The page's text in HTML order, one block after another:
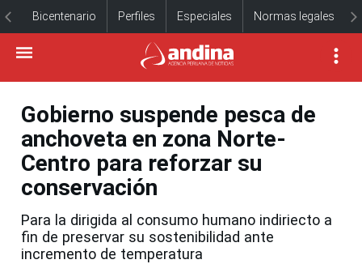
Bicentenario Perfiles Especiales Normas legales
Gobierno suspende pesca de
anchoveta en zona Norte-
Centro para reforzar su
conservación
Para la dirigida al consumo humano indiriecto a
fin de preservar su sostenibilidad ante
incremento de temperatura